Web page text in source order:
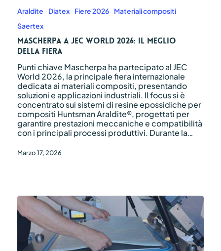
JEC
World
2026:
il
meglio
fiera
Araldite Diatex Fiere 2026
Materiali compositi
Saertex
Mascherpa a JEC World 2026: il meglio
della fiera
Punti chiave Mascherpa ha partecipato al JEC
World 2026, la principale fiera internazionale
dedicata ai materiali compositi, presentando
soluzioni e applicazioni industriali. Il focus si è
concentrato sui sistemi di resine epossidiche per
compositi Huntsman Araldite®, progettati per
garantire prestazioni meccaniche e compatibilità
con i principali processi produttivi. Durante la…
Marzo 17, 2026